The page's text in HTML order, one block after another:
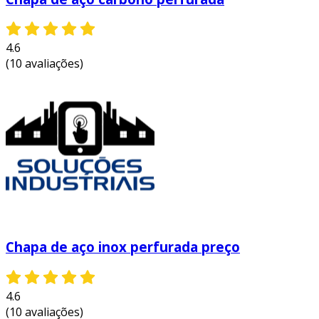
altamente resistente à corrosão,
garantindo uma vida útil prolongada
facilidade de manutenção:
ideal para locais que exigem altos padrões
de higiene, como cozinhas comerciais e
indústrias alimentícias.
estética moderna:o acabamento do aço
inox oferece um visual sofisticado e
contemporâneo, que se adapta a
fabricadas em diferentes espessuras,
personalização conforme as necessidades
4.6
(10 avaliações)
Chapa de aço inox perfurada preço
4.6
(10 avaliações)